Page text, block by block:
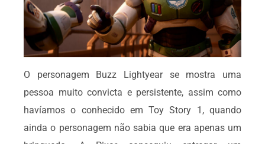
O personagem Buzz Lightyear se mostra uma
pessoa muito convicta e persistente, assim como
havíamos o conhecido em Toy Story 1, quando
ainda o personagem não sabia que era apenas um